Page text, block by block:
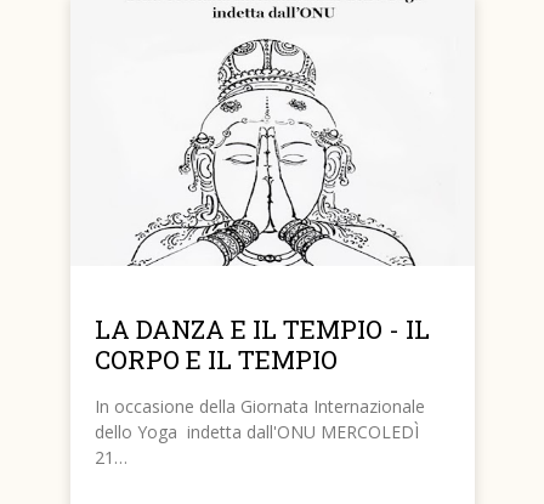
LA DANZA E IL TEMPIO - IL
CORPO E IL TEMPIO
In occasione della Giornata Internazionale
dello Yoga indetta dall'ONU MERCOLEDÌ
21…